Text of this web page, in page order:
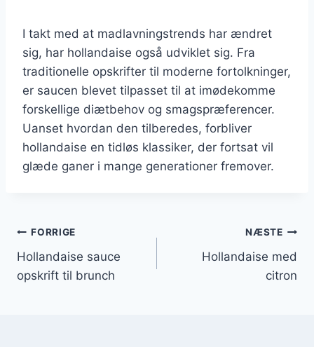
I takt med at madlavningstrends har ændret
sig, har hollandaise også udviklet sig. Fra
traditionelle opskrifter til moderne fortolkninger,
er saucen blevet tilpasset til at imødekomme
forskellige diætbehov og smagspræferencer.
Uanset hvordan den tilberedes, forbliver
hollandaise en tidløs klassiker, der fortsat vil
glæde ganer i mange generationer fremover.
Indlægsnavigation
FORRIGE
Hollandaise sauce
opskrift til brunch
NÆSTE
Hollandaise med
citron